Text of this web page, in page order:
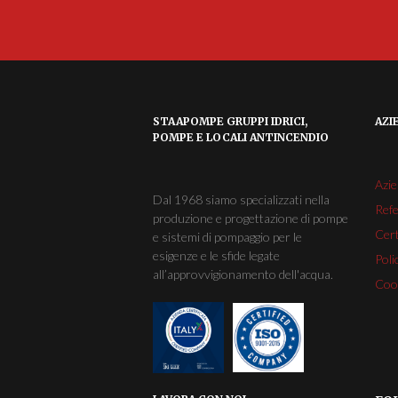
STAAPOMPE GRUPPI IDRICI,
POMPE E LOCALI ANTINCENDIO
Dal 1968 siamo specializzati nella
produzione e progettazione di pompe
e sistemi di pompaggio per le
esigenze e le sfide legate
all’approvvigionamento dell'acqua.